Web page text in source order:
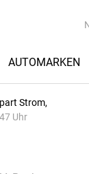
AUTOMARKEN
Strom,
Uhr